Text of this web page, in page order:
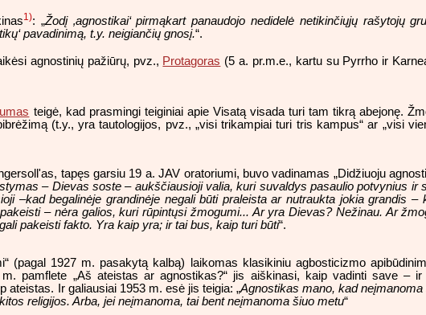
1): „Žodį ‚agnostikai‘ pirmąkart panaudojo nedidelė netikinčiųjų rašytojų
pavadinimą, t.y. neigiančių gnosį.“.
agnostinių pažiūrų, pvz., Protagoras (5 a. pr.m.e., kartu su Pyrrho ir
teigė, kad prasmingi teiginiai apie Visatą visada turi tam tikrą abejonę.
(t.y., yra tautologijos, pvz., „visi trikampiai turi tris kampus“ ar „visi
tapęs garsiu 19 a. JAV oratoriumi, buvo vadinamas „Didžiuoju
– Dievas soste – aukščiausioji valia, kuri suvaldys pasaulio potvynius
–kad begalinėje grandinėje negali būti praleista ar nutraukta jokia grandis
– nėra galios, kuri rūpintųsi žmogumi... Ar yra Dievas? Nežinau. Ar
pakeisti fakto. Yra kaip yra; ir tai bus, kaip turi būti“.
(pagal 1927 m. pasakytą kalbą) laikomas klasikiniu agbosticizmo
pamflete „Aš ateistas ar agnostikas?“ jis aiškinasi, kaip vadinti save –
Ir galiausiai 1953 m. esė jis teigia: „Agnostikas mano, kad
religijos. Arba, jei neįmanoma, tai bent neįmanoma šiuo metu“